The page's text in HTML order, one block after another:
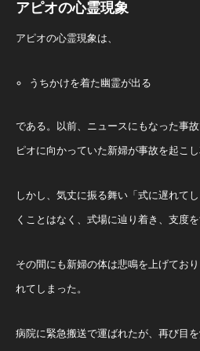
アピオの心霊現象
アピオの心霊現象は、
うちかけを着た幽霊が出る
である。以前、ニュースにもなった事
ピオに向かっていた新婦が事故を起こし
しかし、気丈に振る舞い「式に遅れて
くことはなく、式場に辿り着き、支度を
その間にも新婦の体は悲鳴を上げてお
れてしまった。
病院に緊急搬送で運ばれたが、再び目を